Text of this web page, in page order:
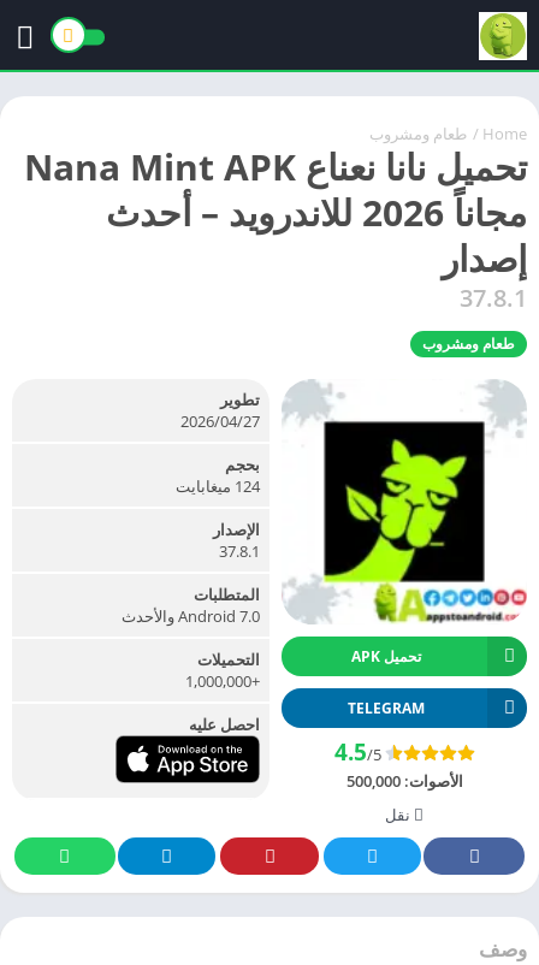
Home
/ طعام ومشروب
تحميل نانا نعناع Nana Mint APK
مجاناً 2026 للاندرويد – أحدث
إصدار
37.8.1
طعام ومشروب
تحميل APK
TELEGRAM
4.5/5
الأصوات:500,000
نقل
تطوير
27‏/04‏/2026
بحجم
124 ميغابايت
الإصدار
37.8.1
المتطلبات
Android 7.0 والأحدث
التحميلات
+1,000,000
احصل عليه
وصف